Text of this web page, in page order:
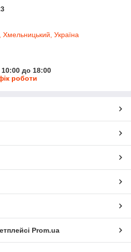
Україна
до 18:00
роботи
Prom.ua